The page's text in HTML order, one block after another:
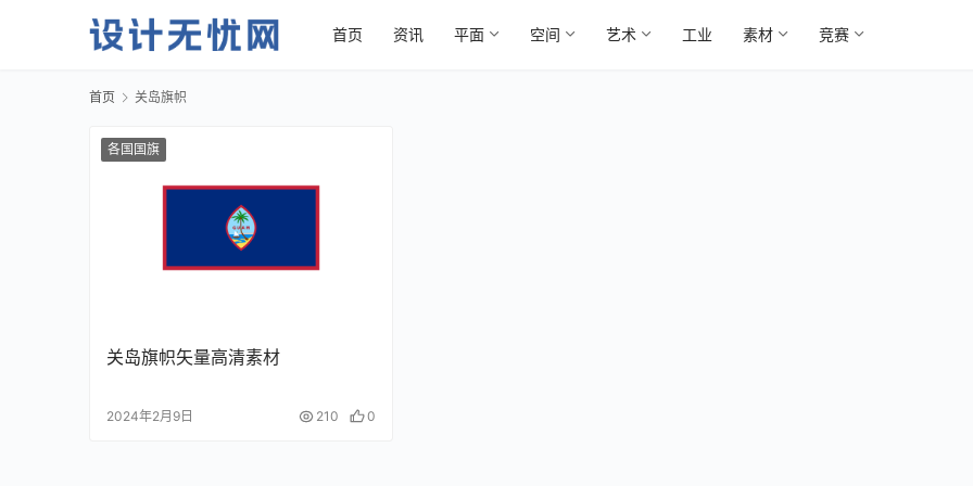
首页 资讯 平面 空间 艺术 工业 素材 竞赛
首页 关岛旗帜
各国国旗
关岛旗帜矢量高清素材
2024年2月9日 210 0